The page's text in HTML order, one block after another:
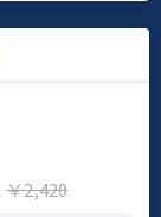
￥2,420